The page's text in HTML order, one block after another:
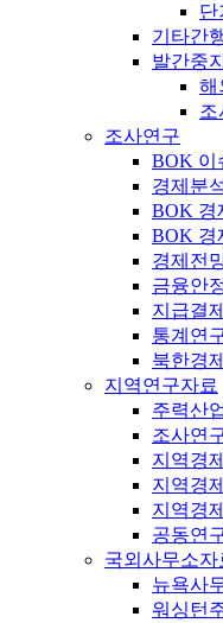
단
기타간
발간중
해
조
조사연구
BOK 이
경제분
BOK 경
BOK 경
경제전
금융안
지급결
통계연
북한경
지역연구자료
주력산
조사연
지역경
지역경
지역경
공동연
국외사무소자
뉴욕사
워싱턴